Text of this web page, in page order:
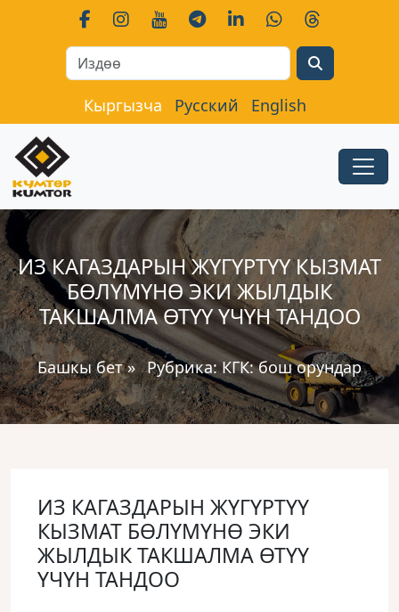
Кыргызча Русский English
ИЗ КАГАЗДАРЫН ЖҮГҮРТҮҮ КЫЗМАТ
БӨЛҮМҮНӨ ЭКИ ЖЫЛДЫК
ТАКШАЛМА ӨТҮҮ ҮЧҮН ТАНДОО
Башкы бет» Рубрика:КГК: бош орундар
ИЗ КАГАЗДАРЫН ЖҮГҮРТҮҮ
КЫЗМАТ БӨЛҮМҮНӨ ЭКИ
ЖЫЛДЫК ТАКШАЛМА ӨТҮҮ
ҮЧҮН ТАНДОО